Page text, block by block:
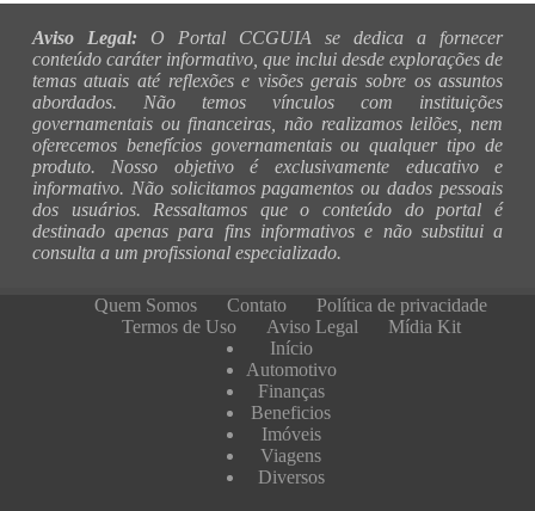
Aviso Legal: O Portal CCGUIA se dedica a fornecer
conteúdo caráter informativo, que inclui desde explorações de
temas atuais até reflexões e visões gerais sobre os assuntos
abordados. Não temos vínculos com instituições
governamentais ou financeiras, não realizamos leilões, nem
oferecemos benefícios governamentais ou qualquer tipo de
produto. Nosso objetivo é exclusivamente educativo e
informativo. Não solicitamos pagamentos ou dados pessoais
dos usuários. Ressaltamos que o conteúdo do portal é
destinado apenas para fins informativos e não substitui a
consulta a um profissional especializado.
Quem Somos Contato
Política de privacidade
Termos de Uso
Aviso Legal
Mídia Kit
Início
Automotivo
Finanças
Beneficios
Imóveis
Viagens
Diversos